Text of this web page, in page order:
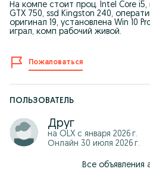
На компе стоит проц. Intel Core i5,
GTX 750, ssd Kingston 240,
оригинал 19, установлена Win 10
играл, комп рабочий живой.
Пожаловаться
ПОЛЬЗОВАТЕЛЬ
Друг
на OLX с января 2026 г.
Онлайн 30 июля 2026 г.
Все объявления